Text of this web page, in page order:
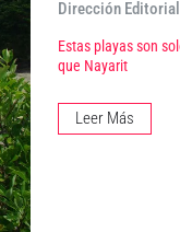
Dirección Editorial
Estas playas son
que Nayarit
Leer Más